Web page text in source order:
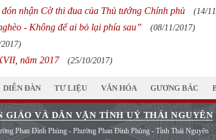
nhận Cờ thi đua của Thủ tướng Chính phủ (14/
- Không để ai bỏ lại phía sau” (08/11/2017)
năm 2017 (25/10/2017)
DIỄN ĐÀN TƯ LIỆU VĂN HÓA GƯƠNG BÁC
GIÁO VÀ DÂN VẬN TỈNH UỶ THÁI NGUYÊN
Phan Đình Phùng - Phường Phan Đình Phùng - Tỉnh Thái Nguyên